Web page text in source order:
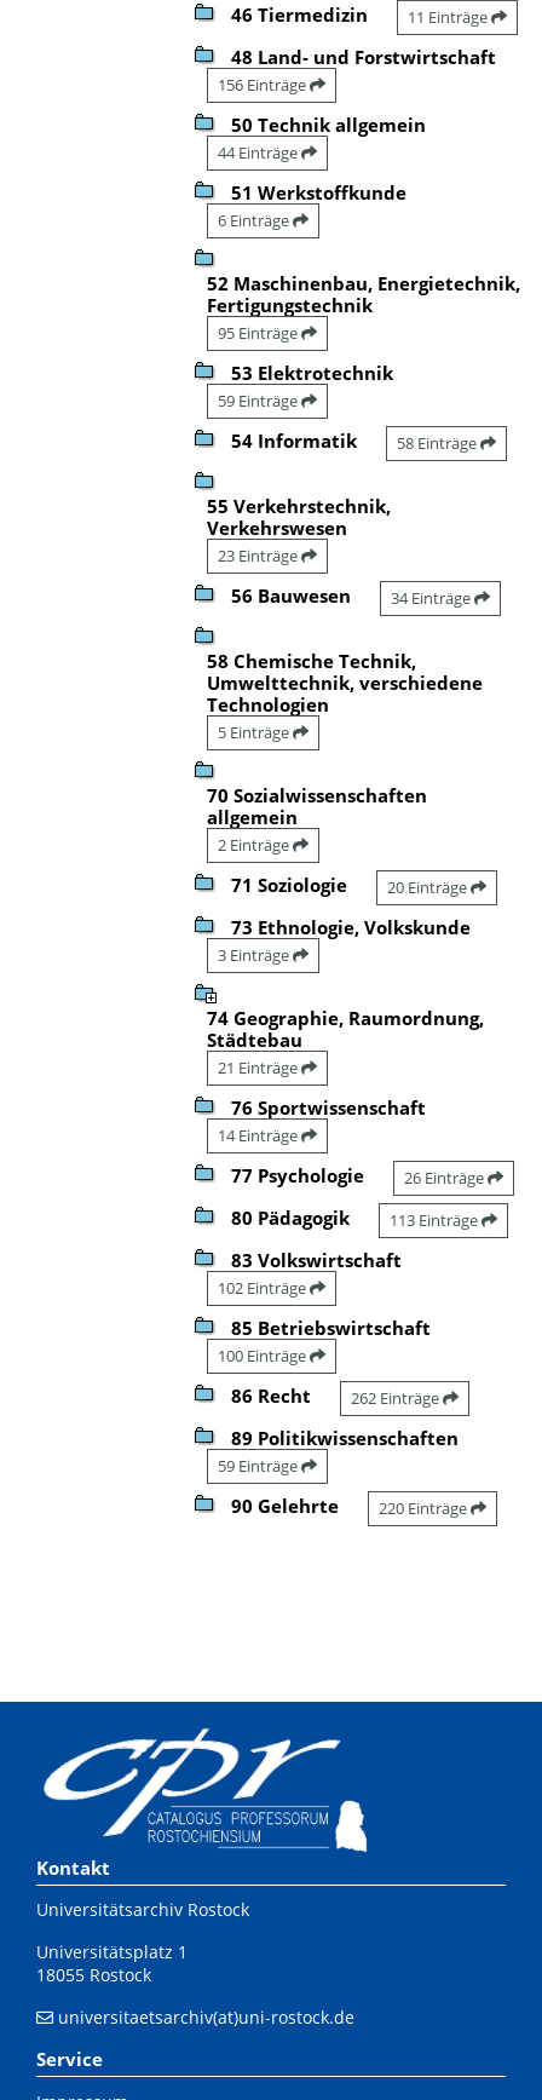
46 Tiermedizin 11 Einträge
48 Land- und Forstwirtschaft
156 Einträge
50 Technik allgemein
44 Einträge
51 Werkstoffkunde
6 Einträge
52 Maschinenbau, Energietechnik,
Fertigungstechnik
95 Einträge
53 Elektrotechnik
59 Einträge
54 Informatik 58 Einträge
55 Verkehrstechnik,
Verkehrswesen
23 Einträge
56 Bauwesen 34 Einträge
58 Chemische Technik,
Umwelttechnik, verschiedene
Technologien
5 Einträge
70 Sozialwissenschaften
allgemein
2 Einträge
71 Soziologie 20 Einträge
73 Ethnologie, Volkskunde
3 Einträge
74 Geographie, Raumordnung,
Städtebau
21 Einträge
76 Sportwissenschaft
14 Einträge
77 Psychologie 26 Einträge
80 Pädagogik 113 Einträge
83 Volkswirtschaft
102 Einträge
85 Betriebswirtschaft
100 Einträge
86 Recht 262 Einträge
89 Politikwissenschaften
59 Einträge
90 Gelehrte 220 Einträge
Kontakt
Universitätsarchiv Rostock
Universitätsplatz 1
18055 Rostock
universitaetsarchiv(at)uni-rostock.de
Service